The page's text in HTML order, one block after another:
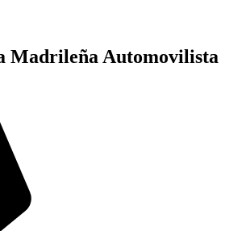
Madrileña Automovilista